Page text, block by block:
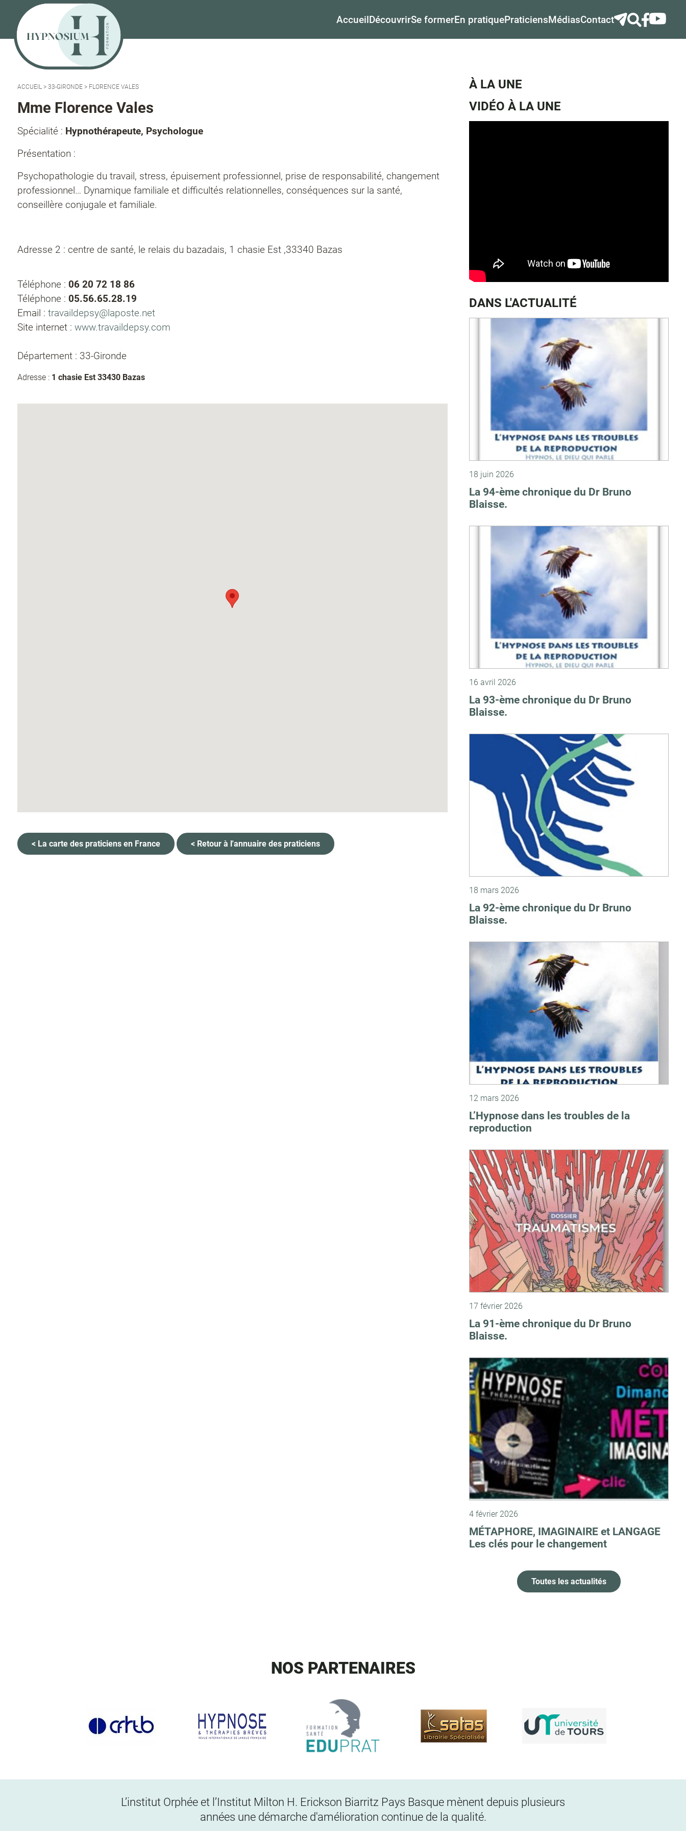
AccueilDécouvrirSe formerEn pratiquePraticiensMédiasContact
ACCUEIL > 33-GIRONDE > FLORENCE VALES
Mme Florence Vales
Spécialité : Hypnothérapeute, Psychologue
Présentation :
Psychopathologie du travail, stress, épuisement professionnel, prise de responsabilité, changement
professionnel… Dynamique familiale et difficultés relationnelles, conséquences sur la santé,
conseillère conjugale et familiale.
Adresse 2 : centre de santé, le relais du bazadais, 1 chasie Est ,33340 Bazas
Téléphone : 06 20 72 18 86
Téléphone : 05.56.65.28.19
Email : travaildepsy@laposte.net
Site internet : www.travaildepsy.com
Département : 33-Gironde
Adresse : 1 chasie Est 33430 Bazas
< La carte des praticiens en France < Retour à l'annuaire des praticiens
À LA UNE
VIDÉO À LA UNE
DANS L'ACTUALITÉ
18 juin 2026
La 94-ème chronique du Dr Bruno
Blaisse.
16 avril 2026
La 93-ème chronique du Dr Bruno
Blaisse.
18 mars 2026
La 92-ème chronique du Dr Bruno
Blaisse.
12 mars 2026
L’Hypnose dans les troubles de la
reproduction
17 février 2026
La 91-ème chronique du Dr Bruno
Blaisse.
4 février 2026
MÉTAPHORE, IMAGINAIRE et LANGAGE
Les clés pour le changement
Toutes les actualités
NOS PARTENAIRES
L’institut Orphée et l’Institut Milton H. Erickson Biarritz Pays Basque mènent depuis plusieurs
années une démarche d'amélioration continue de la qualité.